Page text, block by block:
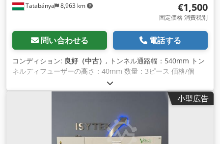
Tatabánya 8,963 km €1,500
固定価格 消費税別
問い合わせる 電話する
コンディション: 良好（中古） , トンネル通路幅：540mm トン
ネルディフューザーの高さ：40mm 数量：3ピース 価格/個
小型広告